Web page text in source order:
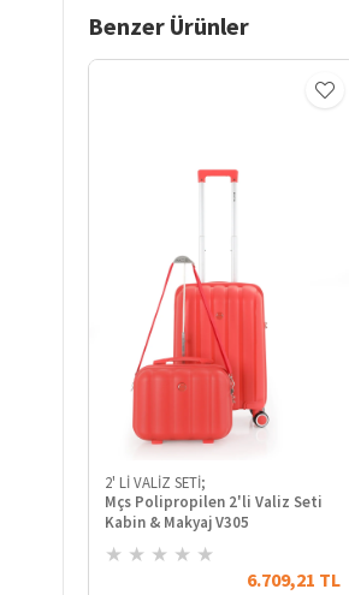
Benzer Ürünler
2' Lİ VALİZ SETİ;
Mçs Polipropilen 2'li Valiz Seti
Kabin & Makyaj V305
★ ★ ★ ★ ★
6.709,21 TL